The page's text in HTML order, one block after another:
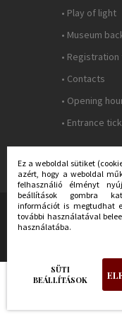
• Play of light
• Museum
•
• Contacts
• Opening
• Entrance
FOLLOW US:
Déri
Ez a weboldal sütiket
azért, hogy a weboldal
felhasználió élményt
beállítások gombra
információt is megtudhat
további használatával
használatába.
SÜTI
BEÁLLÍTÁSOK